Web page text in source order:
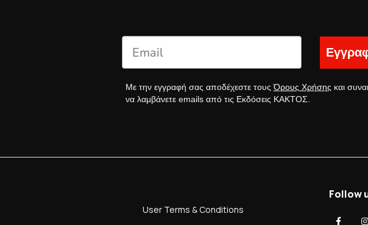
Με την εγγραφή σας αποδέχεστε τουςΌρους Χρήσης και
να λαμβάνετε emails από τις Εκδόσεις ΚΑΚΤΟΣ.
User Terms & Conditions
Follow